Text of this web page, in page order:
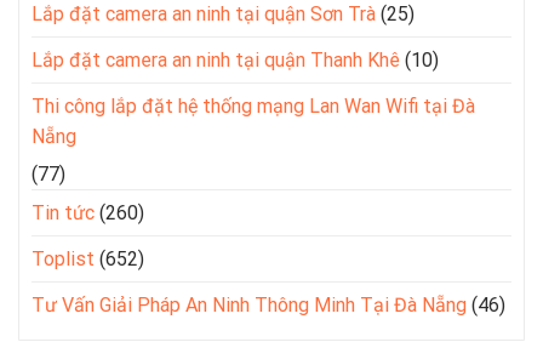
Lắp đặt camera an ninh tại quận Sơn Trà (25)
Lắp đặt camera an ninh tại quận Thanh Khê (10)
Thi công lắp đặt hệ thống mạng Lan Wan Wifi tại Đà
Nẵng
(77)
Tin tức (260)
Toplist (652)
Tư Vấn Giải Pháp An Ninh Thông Minh Tại Đà Nẵng (46)